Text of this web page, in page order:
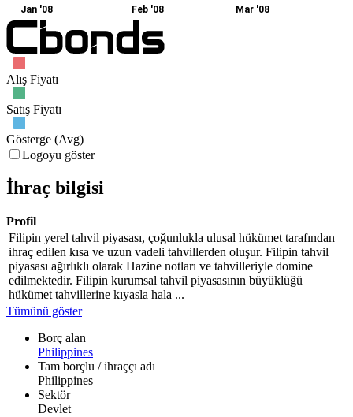
Jan '08 Feb '08 Mar '08
Alış Fiyatı
Satış Fiyatı
Gösterge (Avg)
Logoyu göster
İhraç bilgisi
Profil
Filipin yerel tahvil piyasası, çoğunlukla ulusal hükümet tarafından
ihraç edilen kısa ve uzun vadeli tahvillerden oluşur. Filipin tahvil
piyasası ağırlıklı olarak Hazine notları ve tahvilleriyle domine
edilmektedir. Filipin kurumsal tahvil piyasasının büyüklüğü
hükümet tahvillerine kıyasla hala ...
Tümünü göster
Borç alan
Philippines
Tam borçlu / ihraççı adı
Philippines
Sektör
Devlet